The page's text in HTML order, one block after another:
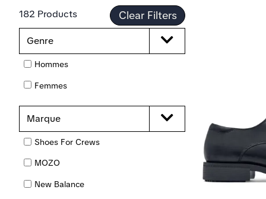
182 Products Clear Filters
Genre
Hommes
Femmes
Marque
Shoes For Crews
MOZO
New Balance